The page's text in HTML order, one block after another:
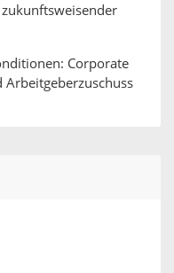
Corporate
Arbeitgeberzuschuss